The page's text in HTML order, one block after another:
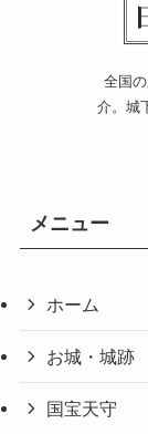
全国
介。城
メニュー
ホーム
お城・城跡
国宝天守